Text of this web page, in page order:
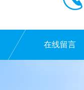
在线留言